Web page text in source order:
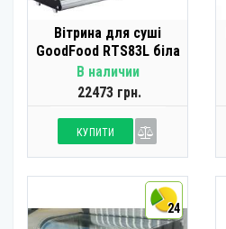
Вітрина для суші
GoodFood RTS83L біла
В наличии
22473 грн.
КУПИТИ
24